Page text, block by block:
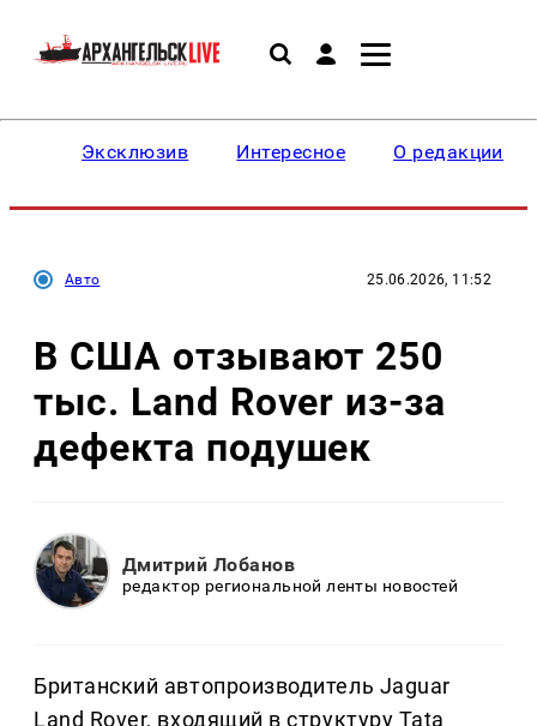
Эксклюзив Интересное О редакции
Авто 25.06.2026, 11:52
В США отзывают 250
тыс. Land Rover из-за
дефекта подушек
Дмитрий Лобанов
редактор региональной ленты новостей
Британский автопроизводитель Jaguar
Land Rover, входящий в структуру Tata